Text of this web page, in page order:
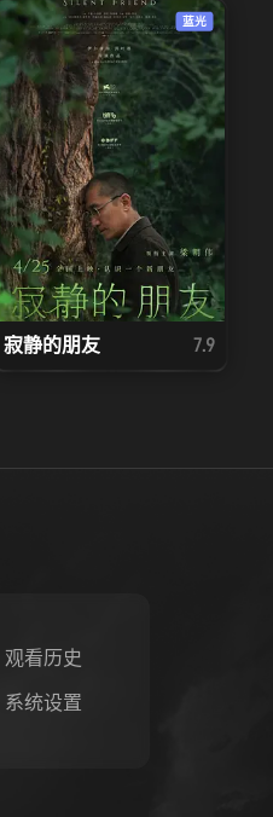
蓝光
寂静的朋友 7.9
观看历史
系统设置